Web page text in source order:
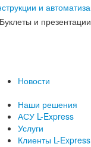
Новости
Наши решения
АСУ L-Express
Услуги
Клиенты L-Express